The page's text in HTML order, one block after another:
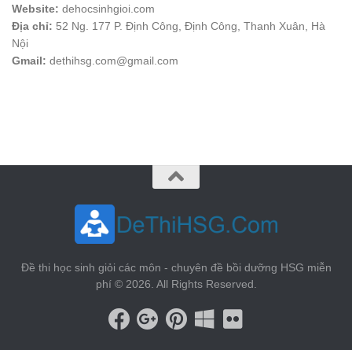
Website: dehocsinhgioi.com
Địa chỉ: 52 Ng. 177 P. Định Công, Định Công, Thanh Xuân, Hà
Nội
Gmail: dethihsg.com@gmail.com
Đề thi học sinh giỏi các môn - chuyên đề bồi dưỡng HSG miễn
phí © 2026. All Rights Reserved.